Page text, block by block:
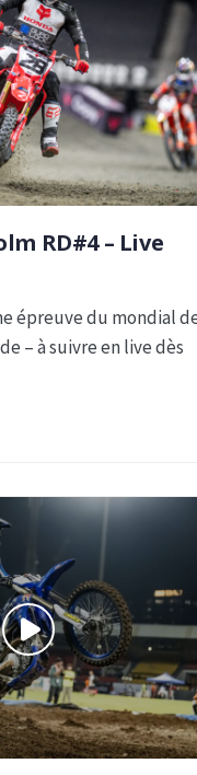
RD#4 – Live
épreuve du mondial
– à suivre en live dès